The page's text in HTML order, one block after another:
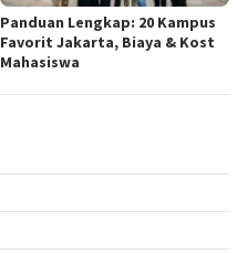
Panduan Lengkap: 20 Kampus
Favorit Jakarta, Biaya & Kost
Mahasiswa